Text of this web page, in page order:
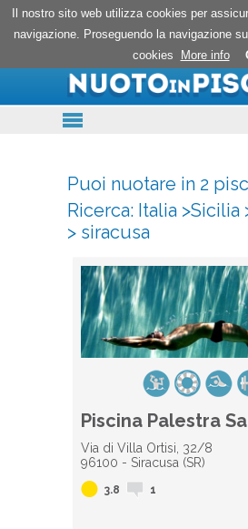
Puoi nuotare in 2
Ricerca: Italia>Sicilia
> siracusa
Piscina Palestra
Via di Villa Ortisi, 32/8
96100 - Siracusa (SR)
3.8 1
Il nostro sito web utilizza cookies per
navigazione. Proseguendo la navigazione
cookies
More info